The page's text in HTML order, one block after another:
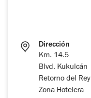
Dirección
Km. 14.5
Blvd. Kukulcán
Retorno del Rey
Zona Hotelera